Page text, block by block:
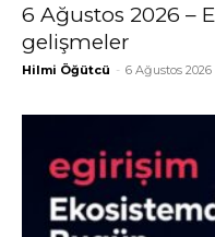
6 Ağustos 2026 –
gelişmeler
Hilmi Öğütcü - 6 Ağustos 2026